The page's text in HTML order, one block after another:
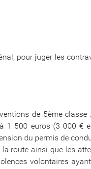
pour juger les
de 5ème
1 500 euros (3 000 €
du permis de
route ainsi que les
volontaires